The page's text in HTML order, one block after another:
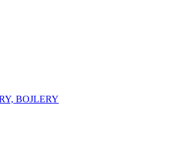
BOJLERY